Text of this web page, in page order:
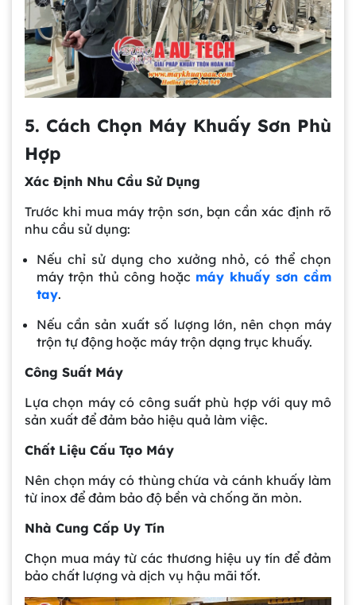
5. Cách Chọn Máy Khuấy Sơn Phù
Hợp
Xác Định Nhu Cầu Sử Dụng
Trước khi mua máy trộn sơn, bạn cần xác định rõ
nhu cầu sử dụng:
Nếu chỉ sử dụng cho xưởng nhỏ, có thể chọn
máy trộn thủ công hoặc máy khuấy sơn cầm
tay.
Nếu cần sản xuất số lượng lớn, nên chọn máy
trộn tự động hoặc máy trộn dạng trục khuấy.
Công Suất Máy
Lựa chọn máy có công suất phù hợp với quy mô
sản xuất để đảm bảo hiệu quả làm việc.
Chất Liệu Cấu Tạo Máy
Nên chọn máy có thùng chứa và cánh khuấy làm
từ inox để đảm bảo độ bền và chống ăn mòn.
Nhà Cung Cấp Uy Tín
Chọn mua máy từ các thương hiệu uy tín để đảm
bảo chất lượng và dịch vụ hậu mãi tốt.